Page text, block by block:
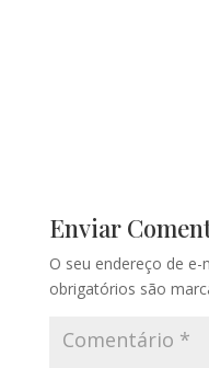
Enviar
O seu endereço de
obrigatórios são